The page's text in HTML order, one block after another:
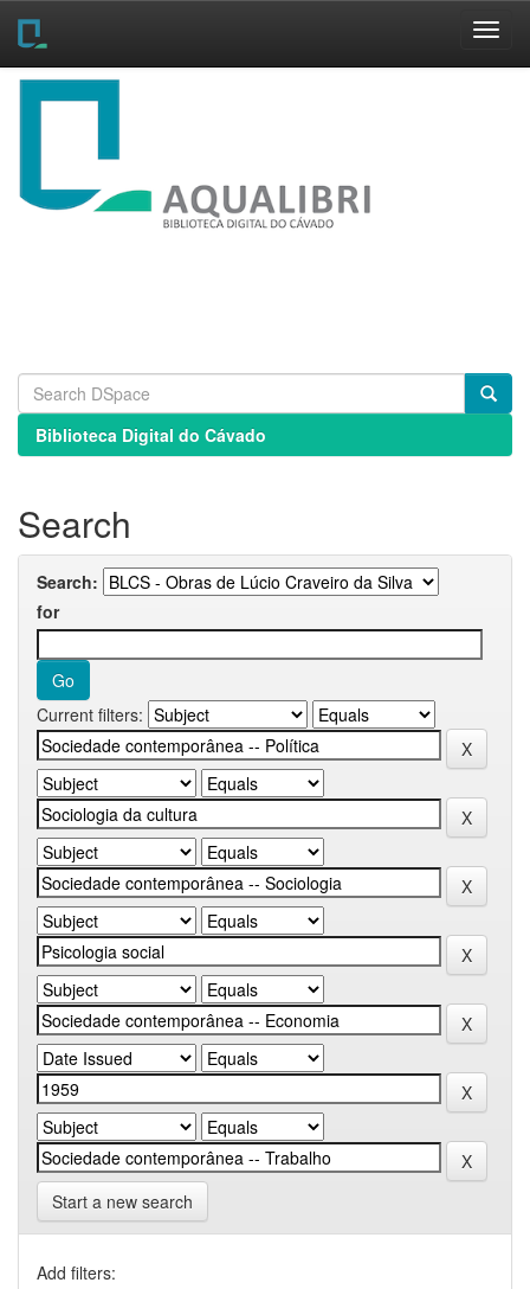
Skip
Biblioteca Digital do Cávado
Search
Search:
for
Current filters:
Start a new search
Add filters: